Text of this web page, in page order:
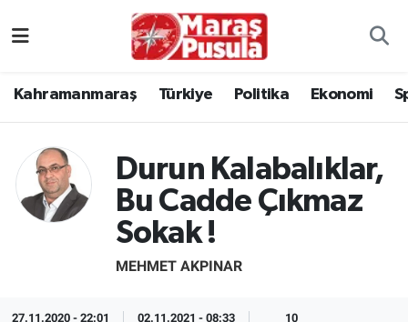
Kahramanmaraş Türkiye Politika Ekonomi
Durun Kalabalıklar,
Bu Cadde Çıkmaz
Sokak !
MEHMET AKPINAR
27.11.2020 - 22:01 02.11.2021 - 08:33 10
Türkiye
Politika
İstanbul Namaz Vakitleri
İstanbul Trafik Yoğunluk Haritası